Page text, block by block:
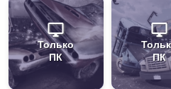
Только
ПК
ПК